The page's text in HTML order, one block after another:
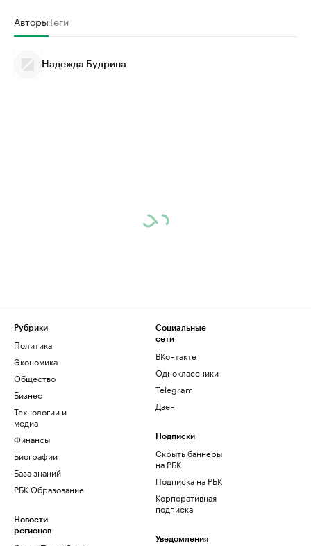
АвторыТеги
Надежда Будрина
Рубрики
Политика
Экономика
Общество
Бизнес
Технологии и
медиа
Финансы
Биографии
База знаний
РБК Образование
Новости
регионов
Социальные
сети
ВКонтакте
Одноклассники
Telegram
Дзен
Подписки
Скрыть баннеры
на РБК
Подписка на РБК
Корпоративная
подписка
Уведомления